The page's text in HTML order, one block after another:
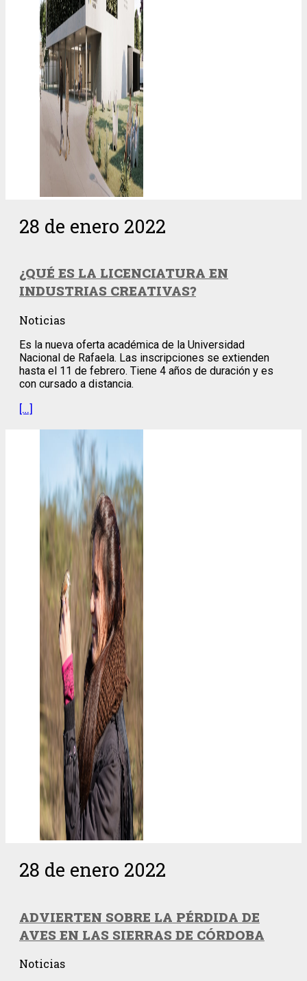
28 de enero 2022
¿QUÉ ES LA LICENCIATURA EN
INDUSTRIAS CREATIVAS?
Noticias
Es la nueva oferta académica de la Universidad
Nacional de Rafaela. Las inscripciones se extienden
hasta el 11 de febrero. Tiene 4 años de duración y es
con cursado a distancia.
[…]
28 de enero 2022
ADVIERTEN SOBRE LA PÉRDIDA DE
AVES EN LAS SIERRAS DE CÓRDOBA
Noticias